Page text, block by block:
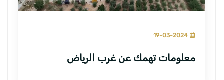
19-03-2024
معلومات تهمك عن غرب الرياض